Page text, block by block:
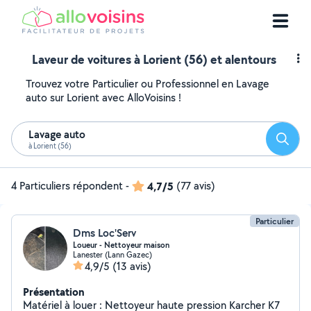
Laveur de voitures à Lorient (56) et alentours
Trouvez votre Particulier ou Professionnel en Lavage
auto sur Lorient avec AlloVoisins !
Lavage auto
à Lorient (56)
4 Particuliers répondent- 4,7/5 (77 avis)
Particulier
Dms Loc'Serv
Loueur - Nettoyeur maison
Lanester (Lann Gazec)
4,9/5 (13 avis)
Présentation
Matériel à louer : Nettoyeur haute pression Karcher K7